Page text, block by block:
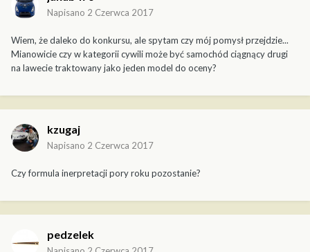
Napisano 2 Czerwca 2017
Wiem, że daleko do konkursu, ale spytam czy mój pomysł przejdzie...
Mianowicie czy w kategorii cywili może być samochód ciągnący drugi
na lawecie traktowany jako jeden model do oceny?
kzugaj
Napisano 2 Czerwca 2017
Czy formula inerpretacji pory roku pozostanie?
pedzelek